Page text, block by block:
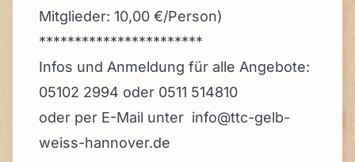
Mitglieder: 10,00 €/Person)
***********************
Infos und Anmeldung für alle Angebote:
05102 2994 oder 0511 514810
oder per E-Mail unter info@ttc-gelb-
weiss-hannover.de